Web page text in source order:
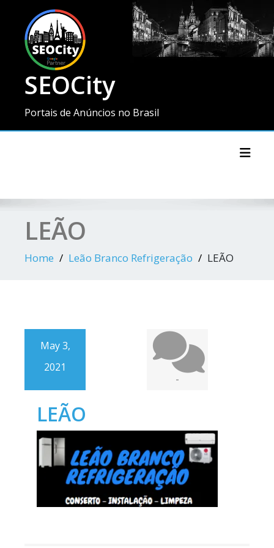
SEOCity
Portais de Anúncios no Brasil
LEÃO
Home Leão Branco Refrigeração LEÃO
May 3,
2021
-
LEÃO